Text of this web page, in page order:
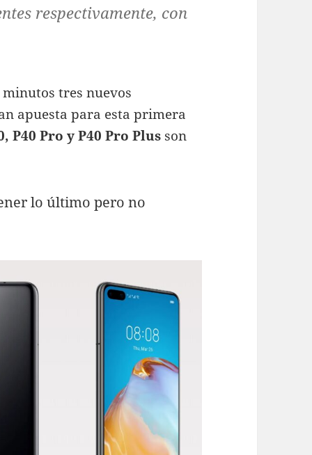
respectivamente, con
tres nuevos
apuesta para esta primera
P40 Pro y P40 Pro Plus son
lo último pero no